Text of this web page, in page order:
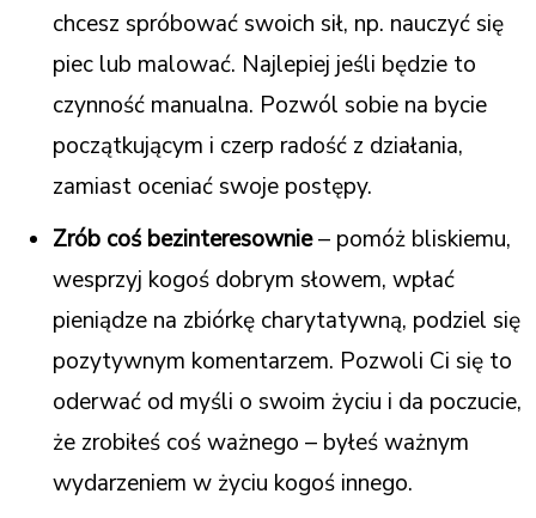
chcesz spróbować swoich sił, np. nauczyć się
piec lub malować. Najlepiej jeśli będzie to
czynność manualna. Pozwól sobie na bycie
początkującym i czerp radość z działania,
zamiast oceniać swoje postępy.
Zrób coś bezinteresownie– pomóż bliskiemu,
wesprzyj kogoś dobrym słowem, wpłać
pieniądze na zbiórkę charytatywną, podziel się
pozytywnym komentarzem. Pozwoli Ci się to
oderwać od myśli o swoim życiu i da poczucie,
że zrobiłeś coś ważnego – byłeś ważnym
wydarzeniem w życiu kogoś innego.